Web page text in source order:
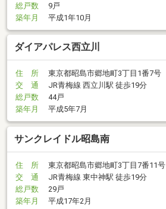
総戸数
9戸
築年月
平成1年10月
ダイアパレス西立川
住 所
東京都昭島市郷地町3丁目1番7号
交 通
JR青梅線 西立川駅 徒歩19分
総戸数
44戸
築年月
平成5年7月
サンクレイドル昭島南
住 所
東京都昭島市郷地町3丁目7番11号
交 通
JR青梅線 東中神駅 徒歩19分
総戸数
29戸
築年月
平成17年2月